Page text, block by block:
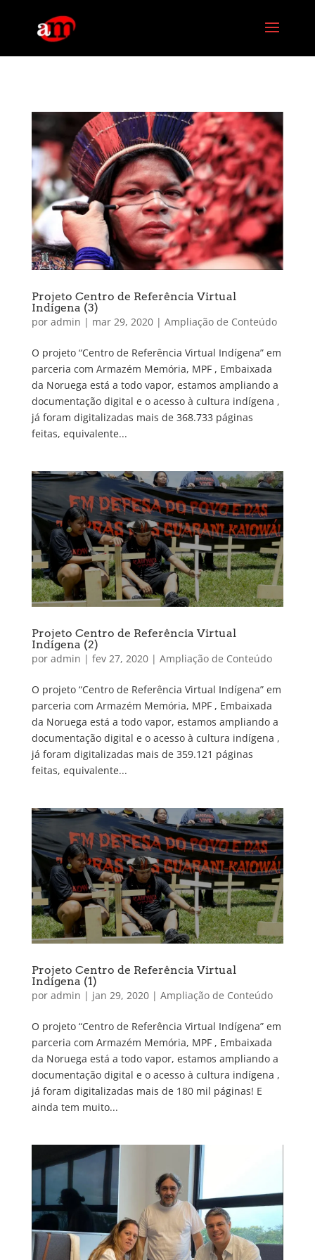
Projeto Centro de Referência Virtual
Indígena (3)
por admin | mar 29, 2020| Ampliação de Conteúdo
O projeto “Centro de Referência Virtual Indígena” em
parceria com Armazém Memória, MPF , Embaixada
da Noruega está a todo vapor, estamos ampliando a
documentação digital e o acesso à cultura indígena ,
já foram digitalizadas mais de 368.733 páginas
feitas, equivalente...
Projeto Centro de Referência Virtual
Indígena (2)
por admin | fev 27, 2020| Ampliação de Conteúdo
O projeto “Centro de Referência Virtual Indígena” em
parceria com Armazém Memória, MPF , Embaixada
da Noruega está a todo vapor, estamos ampliando a
documentação digital e o acesso à cultura indígena ,
já foram digitalizadas mais de 359.121 páginas
feitas, equivalente...
Projeto Centro de Referência Virtual
Indígena (1)
por admin | jan 29, 2020| Ampliação de Conteúdo
O projeto “Centro de Referência Virtual Indígena” em
parceria com Armazém Memória, MPF , Embaixada
da Noruega está a todo vapor, estamos ampliando a
documentação digital e o acesso à cultura indígena ,
já foram digitalizadas mais de 180 mil páginas! E
ainda tem muito...